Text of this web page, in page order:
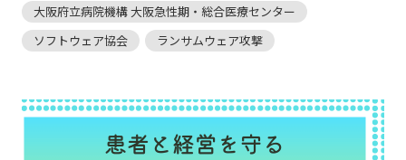
大阪府立病院機構 大阪急性期・総合医療センター
ソフトウェア協会
ランサムウェア攻撃